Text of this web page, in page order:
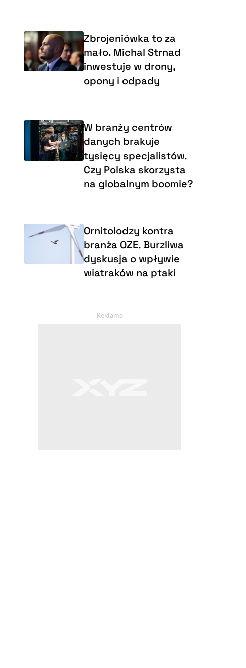
Zbrojeniówka to za
mało. Michal Strnad
inwestuje w drony,
opony i odpady
W branży centrów
danych brakuje
tysięcy specjalistów.
Czy Polska skorzysta
na globalnym boomie?
Ornitolodzy kontra
branża OZE. Burzliwa
dyskusja o wpływie
wiatraków na ptaki